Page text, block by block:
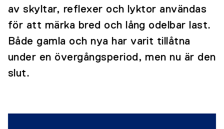
av skyltar, reflexer och lyktor användas
för att märka bred och lång odelbar last.
Både gamla och nya har varit tillåtna
under en övergångsperiod, men nu är den
slut.